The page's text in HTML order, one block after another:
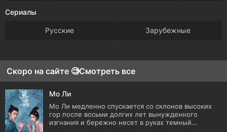
Сериалы
Русские Зарубежные
Скоро на сайте 🧐Смотреть все
Мо Ли
Мо Ли медленно спускается со склонов высоких
гор после восьми долгих лет вынужденного
изгнания и бережно несет в руках темный...